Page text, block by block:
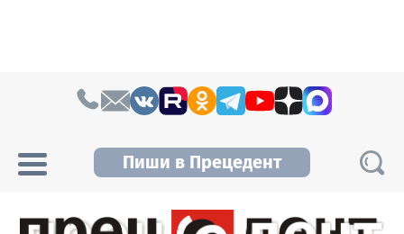
Пиши в Прецедент